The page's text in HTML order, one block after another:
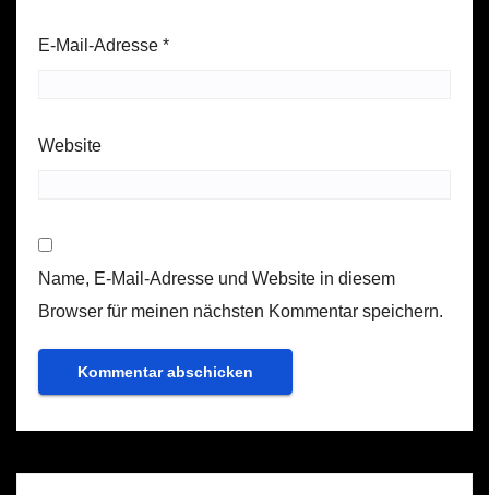
E-Mail-Adresse *
Website
Name, E-Mail-Adresse und Website in diesem
Browser für meinen nächsten Kommentar speichern.